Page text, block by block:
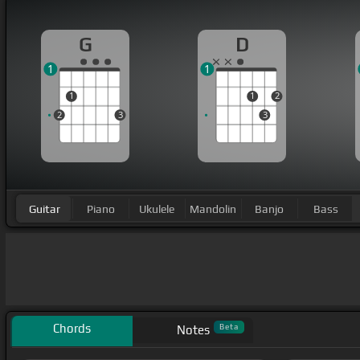
G
2
1
3
1
D
1
3
2
1
Guitar Piano Ukulele Mandolin Banjo Bass
Chords Notes Beta